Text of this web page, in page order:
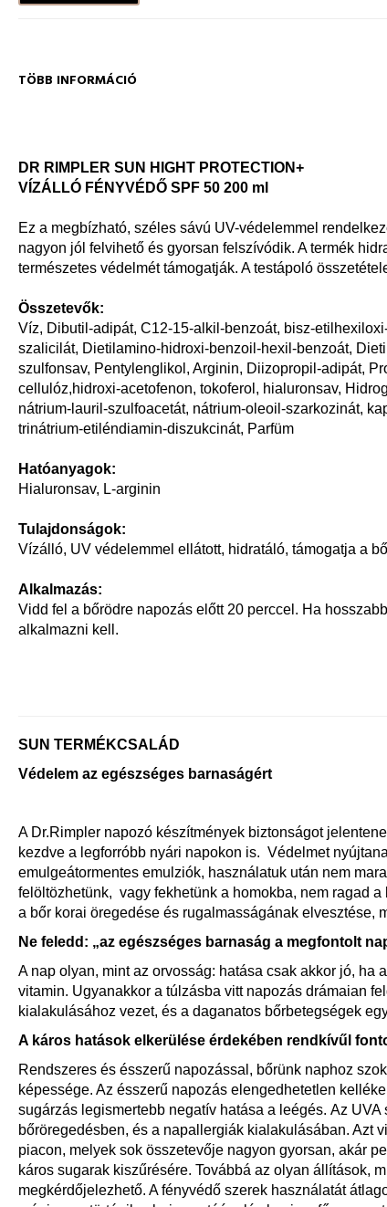
TÖBB INFORMÁCIÓ
DR RIMPLER SUN HIGHT PROTECTION+
VÍZÁLLÓ FÉNYVÉDŐ SPF 50 200 ml
Ez a megbízható, széles sávú UV-védelemmel
nagyon jól felvihető és gyorsan felszívódik. A termék
természetes védelmét támogatják. A testápoló
Összetevők:
Víz, Dibutil-adipát, C12-15-alkil-benzoát, bisz-
szalicilát, Dietilamino-hidroxi-benzoil-hexil-benzoát,
szulfonsav, Pentylenglikol, Arginin, Diizopropil-adipát,
cellulóz,hidroxi-acetofenon, tokoferol, hialuronsav,
nátrium-lauril-szulfoacetát, nátrium-oleoil-szarkozinát,
trinátrium-etiléndiamin-diszukcinát, Parfüm
Hatóanyagok:
Hialuronsav, L-arginin
Tulajdonságok:
Vízálló, UV védelemmel ellátott, hidratáló, támogatja a
Alkalmazás:
Vidd fel a bőrödre napozás előtt 20 perccel. Ha
alkalmazni kell.
SUN TERMÉKCSALÁD
Védelem az egészséges barnaságért
A Dr.Rimpler napozó készítmények biztonságot
kezdve a legforróbb nyári napokon is. Védelmet
emulgeátormentes emulziók, használatuk után nem
felöltözhetünk, vagy fekhetünk a homokba, nem ragad
a bőr korai öregedése és rugalmasságának elvesztése,
Ne feledd: „az egészséges barnaság a megfontolt
A nap olyan, mint az orvosság: hatása csak akkor jó,
vitamin. Ugyanakkor a túlzásba vitt napozás drámaian
kialakulásához vezet, és a daganatos bőrbetegségek
A káros hatások elkerülése érdekében rendkívűl
Rendszeres és ésszerű napozással, bőrünk naphoz
képessége. Az ésszerű napozás elengedhetetlen
sugárzás legismertebb negatív hatása a leégés. Az
bőröregedésben, és a napallergiák kialakulásában. Azt
piacon, melyek sok összetevője nagyon gyorsan, akár
káros sugarak kiszűrésére. Továbbá az olyan állítások,
megkérdőjelezhető. A fényvédő szerek használatát